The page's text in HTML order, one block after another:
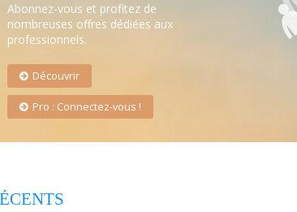
Abonnez-vous et profitez de
nombreuses offres dédiées aux
professionnels.
Découvrir
Pro : Connectez-vous !